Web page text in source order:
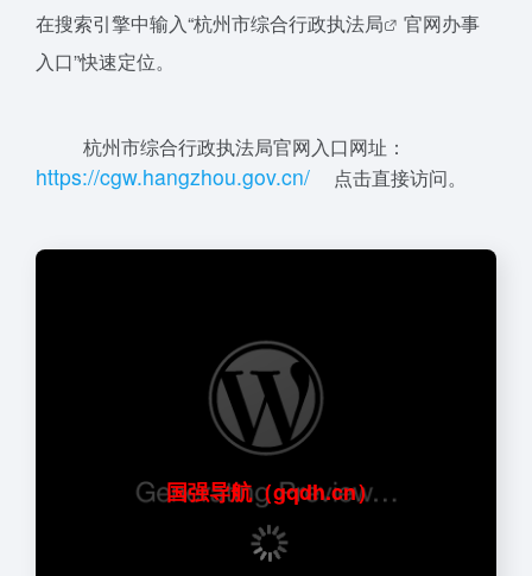
在搜索引擎中输入“杭州市综合行政执法局
官网办事
入口”快速定位。
杭州市综合行政执法局官网入口网址：
https://cgw.hangzhou.gov.cn/ 点击直接访问。
国强导航（gqdh.cn）